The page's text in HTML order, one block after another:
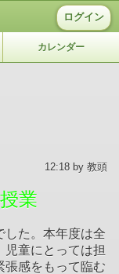
ログイン
カレンダー
12:18 by 教頭
業
た。本年度は全
児童にとっては担
張感をもって臨む